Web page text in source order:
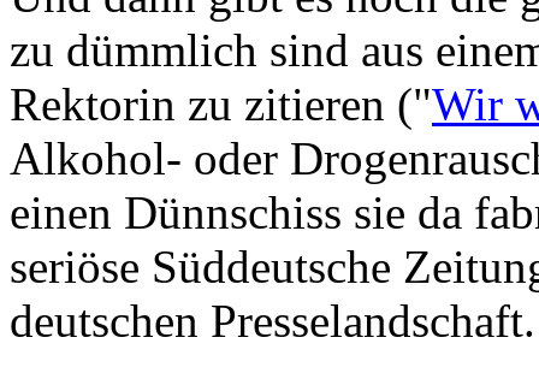
zu dümmlich sind aus
Rektorin zu zitieren ("Wir
Alkohol- oder
einen Dünnschiss sie da
seriöse Süddeutsche
deutschen Presselandschaft.